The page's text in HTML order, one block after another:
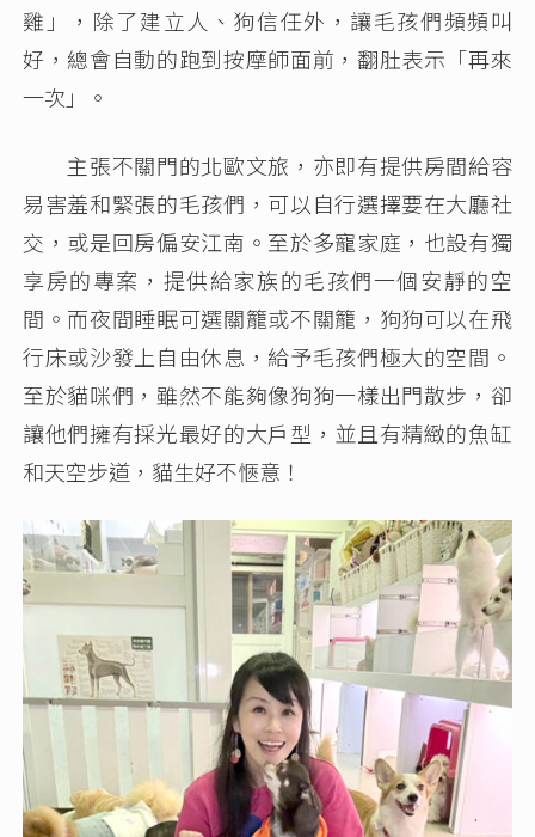
雞」，除了建立人、狗信任外，讓毛孩們頻頻叫
好，總會自動的跑到按摩師面前，翻肚表示「再來
一次」。
主張不關門的北歐文旅，亦即有提供房間給容
易害羞和緊張的毛孩們，可以自行選擇要在大廳社
交，或是回房偏安江南。至於多寵家庭，也設有獨
享房的專案，提供給家族的毛孩們一個安靜的空
間。而夜間睡眠可選關籠或不關籠，狗狗可以在飛
行床或沙發上自由休息，給予毛孩們極大的空間。
至於貓咪們，雖然不能夠像狗狗一樣出門散步，卻
讓他們擁有採光最好的大戶型，並且有精緻的魚缸
和天空步道，貓生好不愜意！